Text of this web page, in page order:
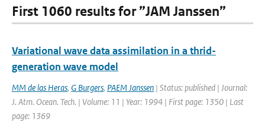
First 1060 results for ”JAM Janssen”
Variational wave data assimilation in a thrid-
generation wave model
MM de las Heras, G Burgers, PAEM Janssen | Status: published | Journal:
J. Atm. Ocean. Tech. | Volume: 11 | Year: 1994 | First page: 1350 | Last
page: 1369